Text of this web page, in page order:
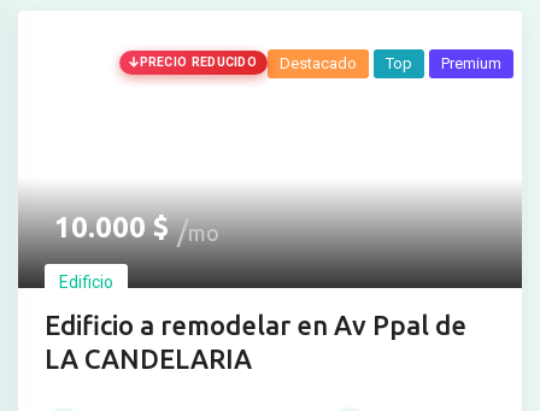
10.000$ mo
Edificio
Edificio a remodelar en Av Ppal de
LA CANDELARIA
PRECIO REDUCIDO Destacado Top Premium